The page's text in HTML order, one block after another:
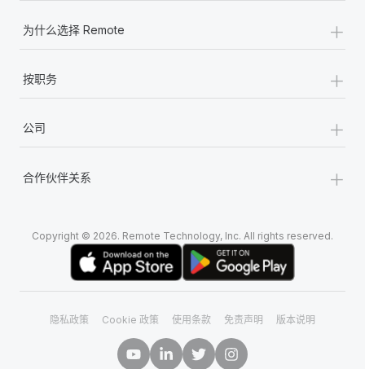
为什么选择 Remote +
按职务 +
公司 +
合作伙伴关系 +
Copyright © 2026. Remote Technology, Inc. All rights reserved.
隐私政策 Cookie 政策 使用条款 免责声明 版本说明